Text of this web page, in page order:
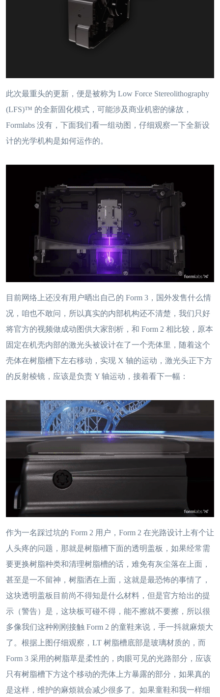
此次最重头的更新，便是被称为 Low Force Stereolithography
(LFS)™ 的全新固化模式，可能涉及商业机密的缘故，
Formlabs 没有，下面我们看一组动图，仔细观察一下全新设
计的光学机构是如何运作的。
目前网络上还没有用户晒出自己的 Form 3，国外发售什么情
况，咱也不敢问，所以真实的内部机构还不清楚，我们只好
将官方的视频做成动图供大家剖析，和 Form 2 相比较，原本
固定在机壳内部的激光头被设计在了一个壳体里，随着这个
壳体在树脂槽下左右移动，实现 X 轴的运动，激光头正下方
的反射棱镜，应该是负责 Y 轴运动，接着看下一幅：
作为一名踩过坑的 Form 2 用户，Form 2 在光路设计上有个让
人头疼的问题，那就是树脂槽下面的透明盖板，如果经常需
要更换树脂种类和清理树脂槽的话，难免有灰尘落在上面，
甚至是一不留神，树脂洒在上面，这就是最恐怖的事情了，
这块透明盖板目前尚不得知是什么材料，但是官方给出的提
示（警告）是，这块板可碰不得，能不擦就不要擦，所以很
多像我们这种刚刚接触 Form 2 的童鞋来说，手一抖就麻烦大
了。根据上图仔细观察，LT 树脂槽底部是玻璃材质的，而
Form 3 采用的树脂草是柔性的，肉眼可见的光路部分，应该
只有树脂槽下方这个移动的壳体上方暴露的部分，如果真的
是这样，维护的麻烦就会减少很多了。如果童鞋和我一样细